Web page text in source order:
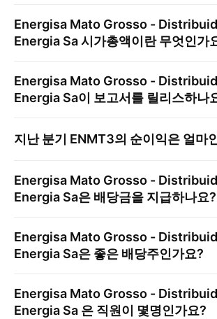
Energisa Mato Grosso -
Energia Sa시가총액이란 무엇인가
Energisa Mato Grosso -
Energia Sa이 보고서를 릴리스하나
지난 분기 ENMT3의 순이익은 얼마
Energisa Mato Grosso -
Energia Sa은 배당금을 지급하나요?
Energisa Mato Grosso -
Energia Sa은 좋은 배당주인가요?
Energisa Mato Grosso -
Energia Sa 은 직원이 몇명인가요?